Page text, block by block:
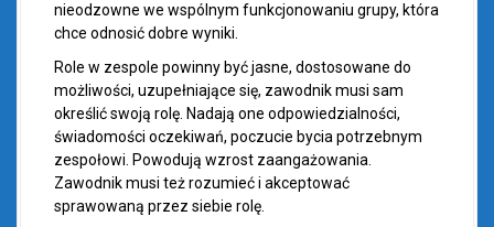
nieodzowne we wspólnym funkcjonowaniu grupy, która
chce odnosić dobre wyniki.
Role w zespole powinny być jasne, dostosowane do
możliwości, uzupełniające się, zawodnik musi sam
określić swoją rolę. Nadają one odpowiedzialności,
świadomości oczekiwań, poczucie bycia potrzebnym
zespołowi. Powodują wzrost zaangażowania.
Zawodnik musi też rozumieć i akceptować
sprawowaną przez siebie rolę.